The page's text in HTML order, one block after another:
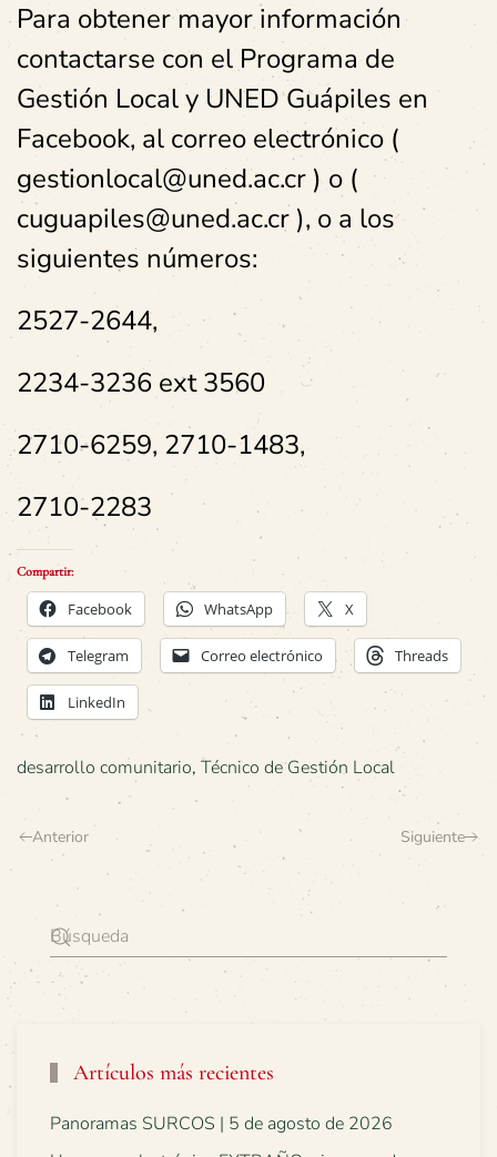
Para obtener mayor información
contactarse con el Programa de
Gestión Local y UNED Guápiles en
Facebook, al correo electrónico (
gestionlocal@uned.ac.cr ) o (
cuguapiles@uned.ac.cr ), o a los
siguientes números:
2527-2644,
2234-3236 ext 3560
2710-6259, 2710-1483,
2710-2283
Compartir:
Facebook WhatsApp X
Telegram Correo electrónico Threads
LinkedIn
desarrollo comunitario, Técnico de Gestión Local
Anterior Siguiente
Artículos más recientes
Panoramas SURCOS | 5 de agosto de 2026